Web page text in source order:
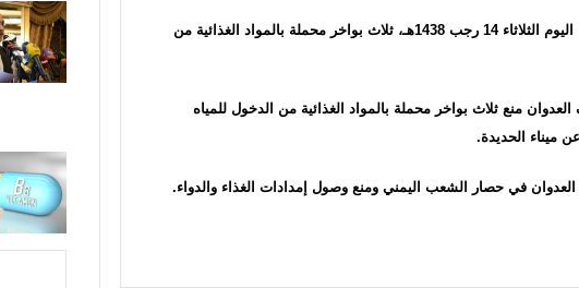
منع تحالف العدوان السعودي، اليوم الثلاثاء 14 رجب 1438هـ، ثلاث بواخر محملة بالمواد الغذائية من
منع ثلاث بواخر محملة بالمواد الغذائية من الدخول للمياه
عن ميناء الحديدة.
في حصار الشعب اليمني ومنع وصول إمدادات الغذاء والدواء.
العدوان السعودي